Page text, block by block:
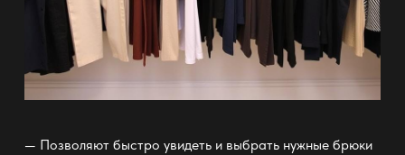
— Позволяют быстро увидеть и выбрать нужные брюки